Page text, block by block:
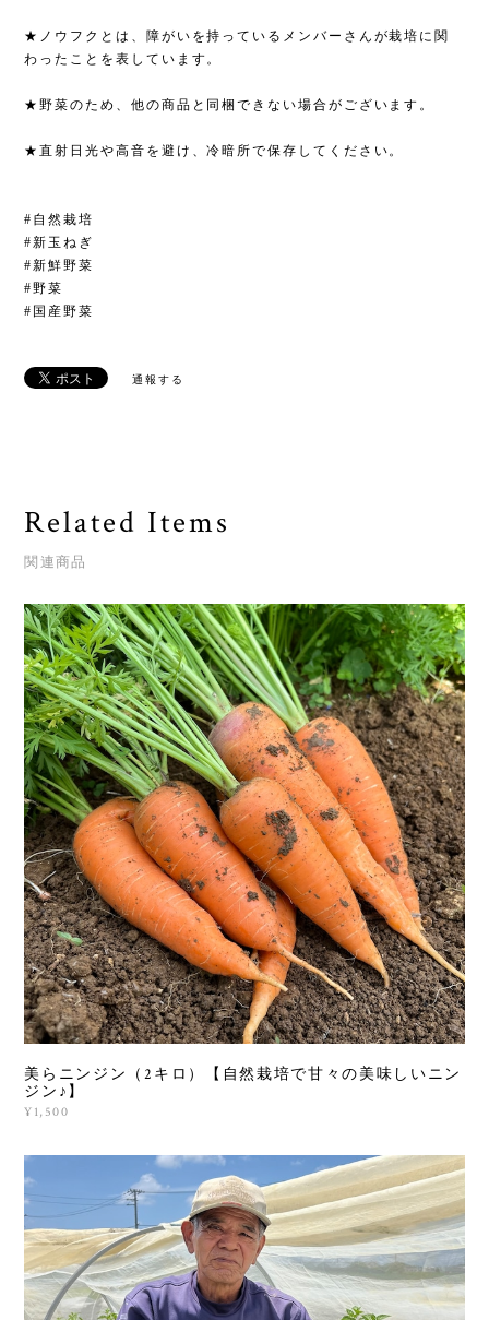
★ノウフクとは、障がいを持っているメンバーさんが栽培に関
わったことを表しています。
★野菜のため、他の商品と同梱できない場合がございます。
★直射日光や高音を避け、冷暗所で保存してください。
#自然栽培
#新玉ねぎ
#新鮮野菜
#野菜
#国産野菜
通報する
Related Items
関連商品
美らニンジン（2キロ）【自然栽培で甘々の美味しいニン
ジン♪】
¥1,500